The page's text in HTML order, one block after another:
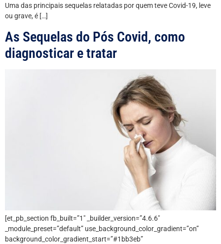
Uma das principais sequelas relatadas por quem teve Covid-19, leve
ou grave, é […]
As Sequelas do Pós Covid, como
diagnosticar e tratar
[et_pb_section fb_built=”1″ _builder_version=”4.6.6″
_module_preset=”default” use_background_color_gradient=”on”
background_color_gradient_start=”#1bb3eb”